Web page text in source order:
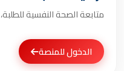
متابعة الصحة النفسية
الدخول للمنصة